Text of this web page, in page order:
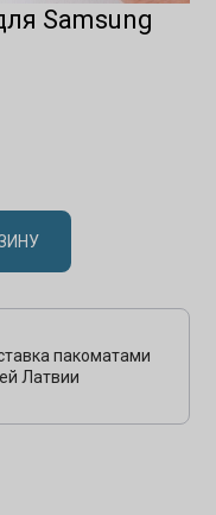
Samsung
пакоматами
Латвии